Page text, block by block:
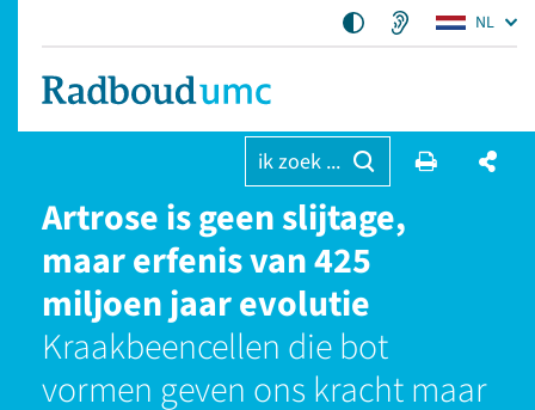
NL
ik zoek ...
Artrose is geen slijtage,
maar erfenis van 425
miljoen jaar evolutie
Kraakbeencellen die bot
vormen geven ons kracht maar